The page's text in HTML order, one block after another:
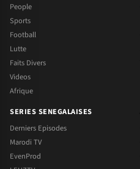
People
Sports
Football
Lutte
Faits Divers
Videos
Afrique
SERIES SENEGALAISES
Derniers Episodes
Marodi TV
EvenProd